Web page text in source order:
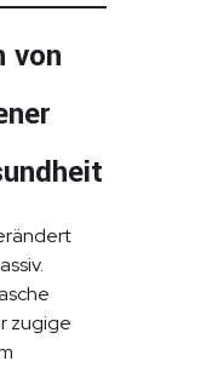
von
zugige